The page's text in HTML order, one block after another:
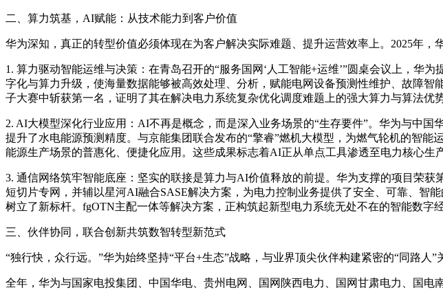
二、算力筑基，AI赋能：从技术能力到客户价值
华为深知，真正的转型价值必须体现在为客户解决实际难题、提升运营效率上。2025年，
1. 算力驱动智能运维与决策：在青岛召开的“服务国网‘人工智能+运维’”圆桌会议上，华
字化与算力升级，使海量数据能够被高效处理、分析，赋能电网设备预测性维护、故障
子大赛中斩获第一名，证明了其在解决电力系统复杂优化调度难题上的强大算力与算法优
2. AI大模型深化行业应用：AI不再是概念，而是深入业务场景的“生存要件”。华为与中
提升了水电能源预测精度。与京能集团联合发布的“擎睿”燃机大模型，为燃气轮机的智
能源生产场景的普惠化、便捷化应用。这些成果标志着AI正从单点工具渗透至电力核心生
3. 通信网络筑牢智能底座：坚实的联接是算力与AI价值释放的前提。华为支撑的项目荣
短切片专网，并辅以星河AI融合SASE解决方案，为电力控制业务提供了安全、可靠、智
树立了新标杆。fgOTN主配一体等解决方案，正构筑起新型电力系统无处不在的智能数字经
三、伙伴协同，联合创新共筑数智转型新范式
“独行快，众行远。”华为始终坚持“平台+生态”战略，与业界顶尖伙伴构建紧密的“同路人”
全年，华为与国家电投集团、中国华电、贵州电网、国网陕西电力、国网甘肃电力、国